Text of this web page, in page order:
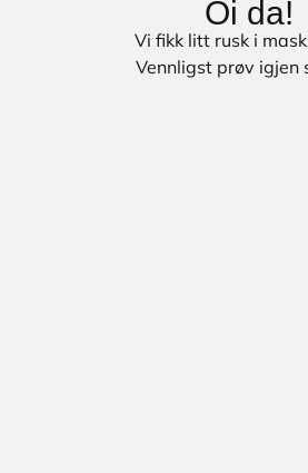
Oi da!
Vi fikk litt rusk i
Vennligst prøv igjen